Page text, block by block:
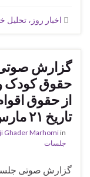
اخبار روز، تحلیل
گزارش صوتی
حقوق کودک و
از حقوق
تاریخ ۲۱ مارس ۲۰۲۶.
Ghader Marhomiin
جلسات
گزارش صوتی جلسه